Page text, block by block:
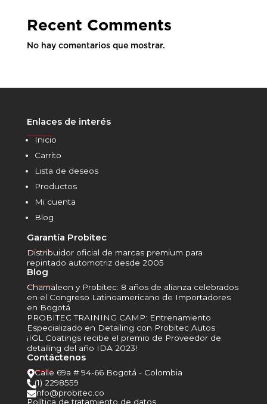
Recent Comments
No hay comentarios que mostrar.
Enlaces de interés
Inicio
Carrito
Lista de deseos
Productos
Mi cuenta
Blog
Garantía Probitec
______
Distribuidor oficial de marcas premium para
repintado automotriz desde 2005
Blog
______
Chamäleon y Probitec: 8 años de alianza celebrados
en el Congreso Latinoamericano de Importadores
en Bogotá
PROBITEC TRAINING CAMP: Entrenamiento
Especializado en Detailing con Probitec Autos
¡IGL Coatings recibe el premio de Proveedor de
detailing del año IDA 2023!
Contáctenos
______
Calle 69a # 94-66 Bogotá - Colombia
(1) 2298559
info@probitec.co
Política de tratamiento de datos